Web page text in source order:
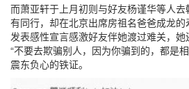
而萧亚轩于上月初则与好友杨谨华等人
有同行，却在北京出席房祖名爸爸成龙
发表感性宣言感激好友伴她渡过难关，她
“不要去欺骗别人，因为你骗到的，都是
震东负心的铁证。